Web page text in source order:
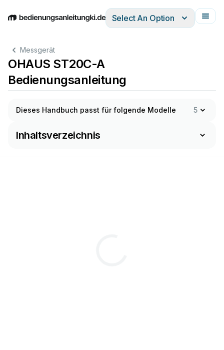
EnglishDeutschEspañolItalianoFrançais
Select An Option
Messgerät
OHAUS ST20C-A
Bedienungsanleitung
Dieses Handbuch passt für folgende Modelle 5
Inhaltsverzeichnis